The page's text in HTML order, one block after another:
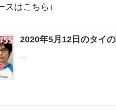
スはこちら↓
2020年5月12日のタイ
...